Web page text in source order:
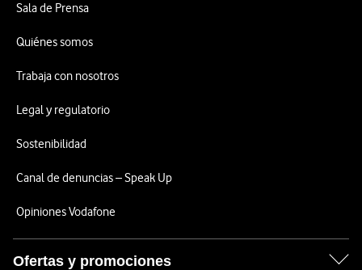
Sala de Prensa
Quiénes somos
Trabaja con nosotros
Legal y regulatorio
Sostenibilidad
Canal de denuncias – Speak Up
Opiniones Vodafone
Ofertas y promociones